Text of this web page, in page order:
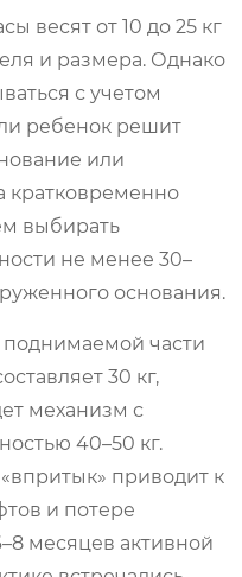
весят от 10 до 25 кг
и размера. Однако
с учетом
ребенок решит
или
кратковременно
выбирать
не менее 30–
основания.
части
30 кг,
механизм с
40–50 кг.
приводит к
и потере
месяцев активной